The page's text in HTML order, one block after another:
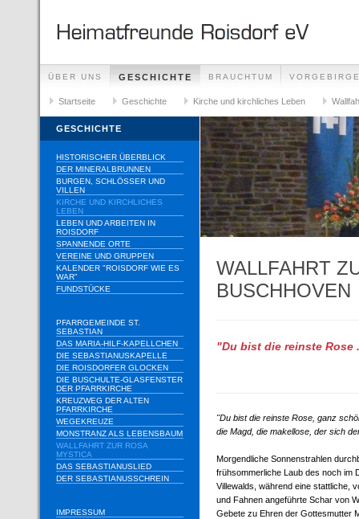
ÜBER UNS GESCHICHTE BRAUCHTUM
Startseite Geschichte Kirche und kirchliches Leben
GESCHICHTE
HISTORISCHER ÜBERBLICK
DER MINERALBRUNNEN
BURGEN, SCHLÖSSER UND
VILLEN
KIRCHE UND KIRCHLICHES
LEBEN
LEBEN UND ARBEITEN IN
ROISDORF
SPANNENDE ORTE
VEREINE UND GRUPPEN
KALENDER "ROISDORF WIE ES
WAR"
FUNDSTÜCKE
PFARRGEMEINDE ST.
SEBASTIAN
DAS MARIA-HILF-KAPELLCHEN
DIE SEBASTIANUSKAPELLE
DIE ROISDORFER GLOCKEN
DIE BUSCHULTE-GLASFENSTER
DER PFARRKIRCHE
KREUZWEG DER ALTEN
PFARRKIRCHE
WEGEKREUZE
MONSTRANZ ALS LEBENSBAUM
WALLFAHRT ZUR ROSA
MYSTICA
DAS SEBASTIANUSLIED
DER SEBASTIANUSSCHREIN
IMPRESSUM
WALLFAHRT
BUSCHHOVEN
"Du bist die reinste Rose
"Du bist die reinste Rose, ganz
die Magd, die makellose, der sich
Morgendliche Sonnenstrahlen
frühsommerliche Laub des noch im
Villewalds, während eine stattliche,
und Fahnen angeführte Schar von
Gebete zu Ehren der Gottesmutter